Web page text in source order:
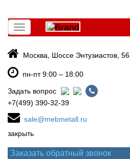
Toggle
navigation
Москва, Шоссе Энтузиастов, 56
пн-пт 9:00 – 18:00
Задать вопрос
+7(499) 390-32-39
sale@mebmetall.ru
закрыть
Заказать обратный звонок